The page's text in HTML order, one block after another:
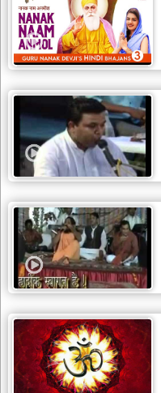
दयाल
भजन
bawa
lal
dayal
bhajans
शनि
देव
भजन
shani
dev
bhajans
आज
का
भजन
bhajan
of
the
day
जोड़ें
add
bhajans